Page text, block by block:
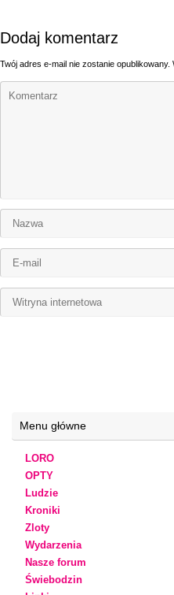
Dodaj komentarz
Twój adres e-mail nie zostanie opublikowany.
Menu główne
LORO
OPTY
Ludzie
Kroniki
Zloty
Wydarzenia
Nasze forum
Świebodzin